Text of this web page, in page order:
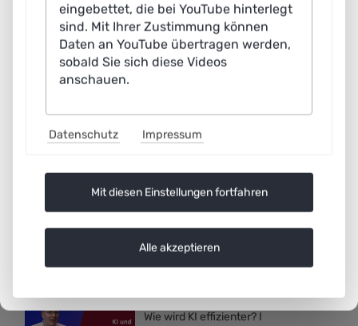
17.04.2026
Stable Diffusion | Erfolge der
deutschen KI-Erfolge
17.04.2026
Teuken 7B | Erfolge der
deutschen KI-Erfolge
Erfolge
12.01.2026
Wie wird KI effizienter? I
eingebettet, die bei YouTube hinterlegt
sind. Mit Ihrer Zustimmung können
Daten an YouTube übertragen werden,
sobald Sie sich diese Videos
anschauen.
Datenschutz Impressum
Mit diesen Einstellungen fortfahren
Alle akzeptieren